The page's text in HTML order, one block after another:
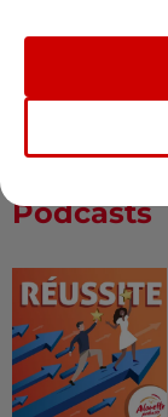
Podcasts